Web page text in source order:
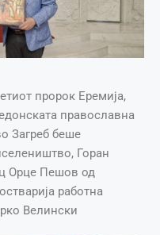
пророк Еремија,
православна
Загреб беше
Горан
Орце Пешов од
работна
Велински